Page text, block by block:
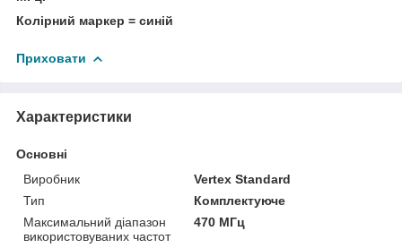
Колірний маркер = синій
Приховати
Характеристики
Основні
Виробник
Vertex Standard
Тип
Комплектуюче
Максимальний діапазон
використовуваних частот
470 МГц